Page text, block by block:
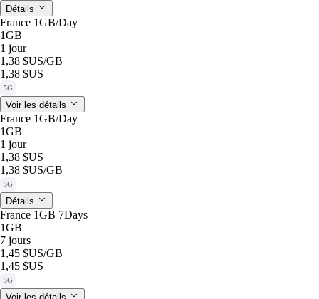
Détails
France 1GB/Day
1GB
1 jour
1,38 $US/GB
1,38 $US
5G
Voir les détails
France 1GB/Day
1GB
1 jour
1,38 $US
1,38 $US/GB
5G
Détails
France 1GB 7Days
1GB
7 jours
1,45 $US/GB
1,45 $US
5G